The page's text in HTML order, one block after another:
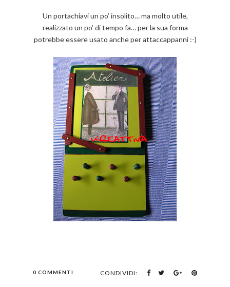
Un portachiavi un po’ insolito… ma molto utile,
realizzato un po’ di tempo fa… per la sua forma
potrebbe essere usato anche per attaccappanni :-)
0 COMMENTI CONDIVIDI: